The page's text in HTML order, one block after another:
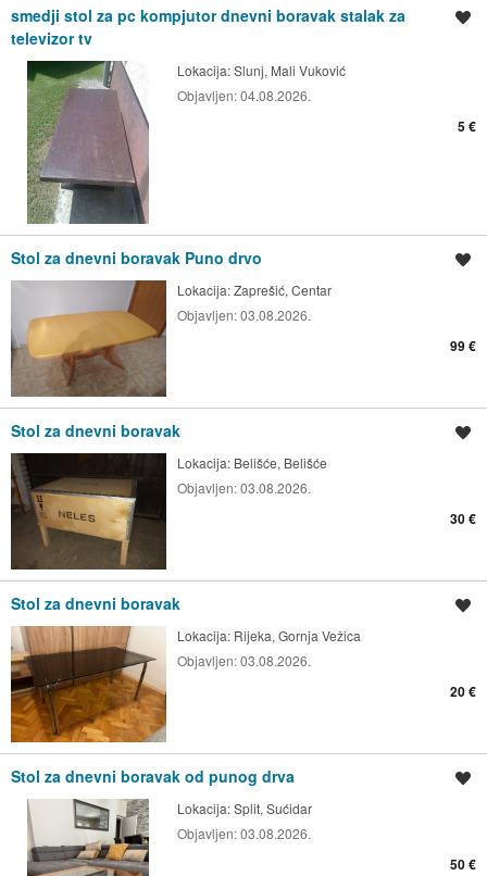
smedji stol za pc kompjutor dnevni boravak stalak za
televizor tv
Lokacija:Slunj, Mali Vuković
Objavljen:04.08.2026.
5 €
Stol za dnevni boravak Puno drvo
Lokacija:Zaprešić, Centar
Objavljen:03.08.2026.
99 €
Stol za dnevni boravak
Lokacija: Belišće, Belišće
Objavljen:03.08.2026.
30 €
Stol za dnevni boravak
Lokacija: Rijeka, Gornja Vežica
Objavljen:03.08.2026.
20 €
Stol za dnevni boravak od punog drva
Lokacija:Split, Sućidar
Objavljen:03.08.2026.
50 €